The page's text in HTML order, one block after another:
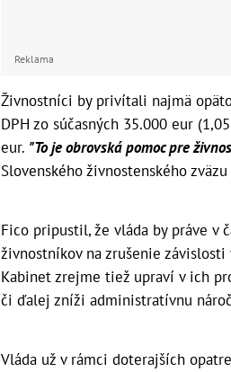
Reklama
Živnostníci by privítali najmä
DPH zo súčasných 35.000 eur
eur. "To je obrovská pomoc pre
Slovenského živnostenského
Fico pripustil, že vláda by práve v
živnostníkov na zrušenie
Kabinet zrejme tiež upraví v ich
či ďalej zníži administratívnu
Vláda už v rámci doterajších